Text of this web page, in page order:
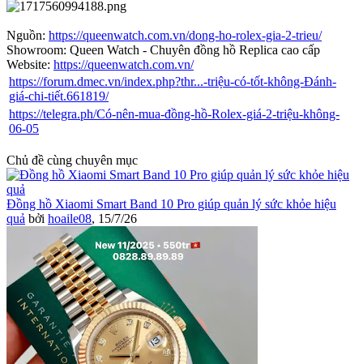
Nguồn: https://queenwatch.com.vn/dong-ho-rolex-gia-2-trieu/
Showroom: Queen Watch - Chuyên đồng hồ Replica cao cấp
Website: https://queenwatch.com.vn/
https://forum.dmec.vn/index.php?thr...-triệu-có-tốt-không-Đánh-
giá-chi-tiết.661819/
https://telegra.ph/Có-nên-mua-đồng-hồ-Rolex-giá-2-triệu-không-
06-05
Chủ đề cùng chuyên mục
Đồng hồ Xiaomi Smart Band 10 Pro giúp quản lý sức khỏe hiệu
quả bởi hoaile08, 15/7/26